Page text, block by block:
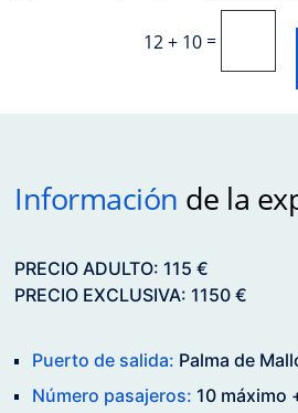
12 + 10=
Información de la
PRECIO ADULTO: 115 €
PRECIO EXCLUSIVA: 1150 €
Puerto de salida: Palma de
Número pasajeros: 10 máximo